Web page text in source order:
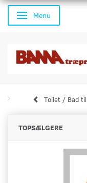
Skifte navigation
Menu
Toilet / Bad
TOPSÆLGERE